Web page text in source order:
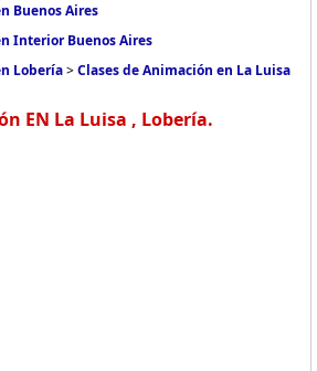
Buenos Aires
Interior Buenos Aires
Lobería>Clases de Animación en La Luisa
EN La Luisa , Lobería.